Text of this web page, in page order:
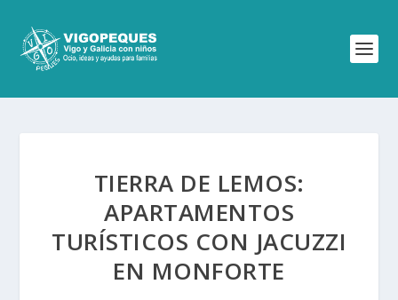
TIERRA DE LEMOS:
APARTAMENTOS
TURÍSTICOS CON JACUZZI
EN MONFORTE